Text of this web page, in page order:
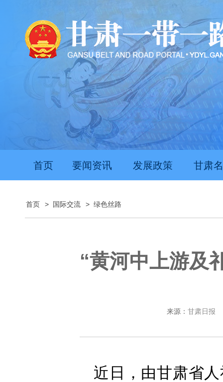
首页 要闻资讯 发展政策 甘肃
首页 > 国际交流 > 绿色丝路
“黄河中上游及
来源： 甘肃日报
近日，由甘肃省